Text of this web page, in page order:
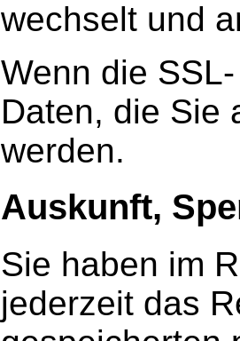
wechselt und
Wenn die
Daten, die Sie
werden.
Auskunft,
Sie haben im
jederzeit das